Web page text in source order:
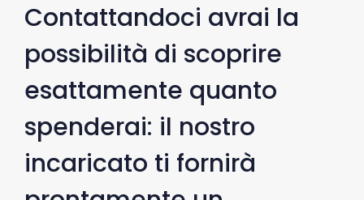
Contattandoci avrai la
possibilità di scoprire
esattamente quanto
spenderai: il nostro
incaricato ti fornirà